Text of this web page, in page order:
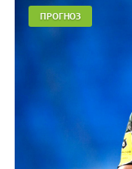
ПРОГНОЗ